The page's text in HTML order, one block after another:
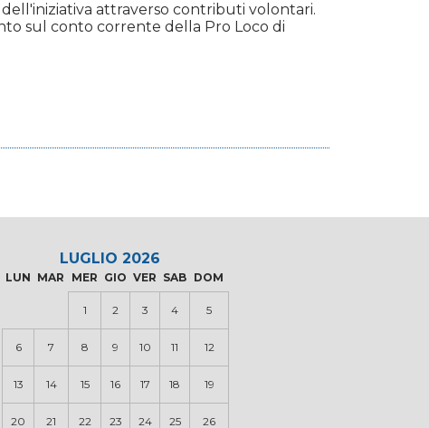
attraverso contributi volontari.
sul conto corrente della Pro Loco di
LUGLIO 2026
LUN MAR MER GIO VER SAB DOM
1 2 3 4 5
6 7 8 9 10 11 12
13 14 15 16 17 18 19
20 21 22 23 24 25 26